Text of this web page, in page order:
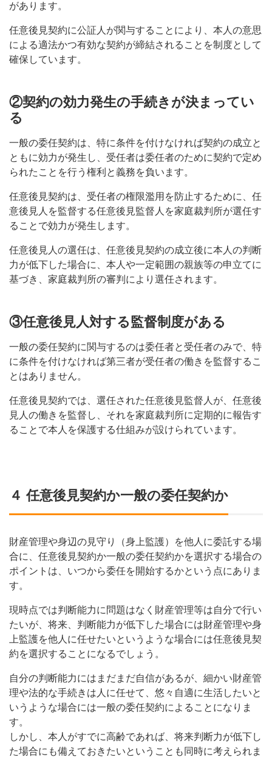
があります。
任意後見契約に公証人が関与することにより、本人の意思
による適法かつ有効な契約が締結されることを制度として
確保しています。
②契約の効力発生の手続きが決まってい
る
一般の委任契約は、特に条件を付けなければ契約の成立と
ともに効力が発生し、受任者は委任者のために契約で定め
られたことを行う権利と義務を負います。
任意後見契約は、受任者の権限濫用を防止するために、任
意後見人を監督する任意後見監督人を家庭裁判所が選任す
ることで効力が発生します。
任意後見人の選任は、任意後見契約の成立後に本人の判断
力が低下した場合に、本人や一定範囲の親族等の申立てに
基づき、家庭裁判所の審判により選任されます。
③任意後見人対する監督制度がある
一般の委任契約に関与するのは委任者と受任者のみで、特
に条件を付けなければ第三者が受任者の働きを監督するこ
とはありません。
任意後見契約では、選任された任意後見監督人が、任意後
見人の働きを監督し、それを家庭裁判所に定期的に報告す
ることで本人を保護する仕組みが設けられています。
４ 任意後見契約か一般の委任契約か
財産管理や身辺の見守り（身上監護）を他人に委託する場
合に、任意後見契約か一般の委任契約かを選択する場合の
ポイントは、いつから委任を開始するかという点にありま
す。
現時点では判断能力に問題はなく財産管理等は自分で行い
たいが、将来、判断能力が低下した場合には財産管理や身
上監護を他人に任せたいというような場合には任意後見契
約を選択することになるでしょう。
自分の判断能力にはまだまだ自信があるが、細かい財産管
理や法的な手続きは人に任せて、悠々自適に生活したいと
いうような場合には一般の委任契約によることになりま
す。
しかし、本人がすでに高齢であれば、将来判断力が低下し
た場合にも備えておきたいということも同時に考えられま